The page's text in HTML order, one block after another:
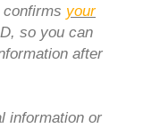
your
so you can
after
information or